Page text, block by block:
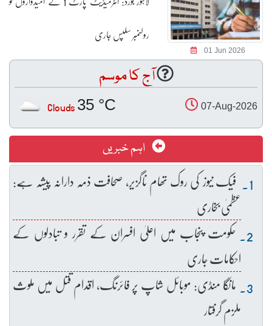
01 Jun 2026
رولنمبر سلپس جاری
آج کا موسم
07-Aug-2026
35 °C
Clouds
اہم خبریں
فیک نیوز کی روک تھام ناگزیر، صحافت ذمہ دارانہ پیشہ ہے:
عظمیٰ بخاری
حکومت پنجاب میں اعلیٰ افسران کے تقرر و تبادلوں کے
احکامات جاری
مانگا منڈی: موبائل شاپ پر فائرنگ، اقدام قتل میں ملوث
ملزم گرفتار